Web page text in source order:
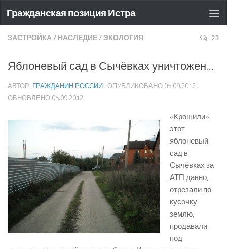
Гражданская позиция Истра
ЗАСТРОЙКА/НАСЛЕДИЕ/ЭКОЛОГИЯ 23
Яблоневый сад в Сычёвках уничтожен…
АВТОР: ГРАЖДАНИН РОССИИ · ОПУБЛИКОВАНО 05.09.2012 ·
ОБНОВЛЕНО 05.09.2012
«Крошили»
этот
яблоневый
сад в
Сычёвках за
АТП давно,
отрезали по
кусочку
землю,
продавали
под